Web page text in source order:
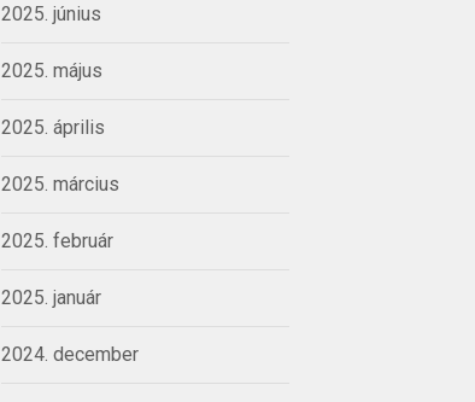
2025. június
2025. május
2025. április
2025. március
2025. február
2025. január
2024. december